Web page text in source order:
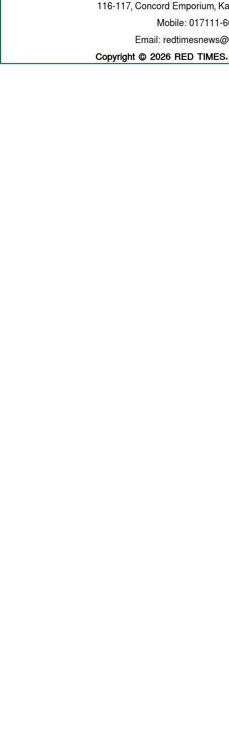
116-117, Concord Emporium,
Mobile: 017111-
Email:
Copyright © 2026 RED